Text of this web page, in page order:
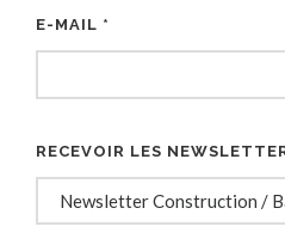
E-MAIL *
RECEVOIR LES